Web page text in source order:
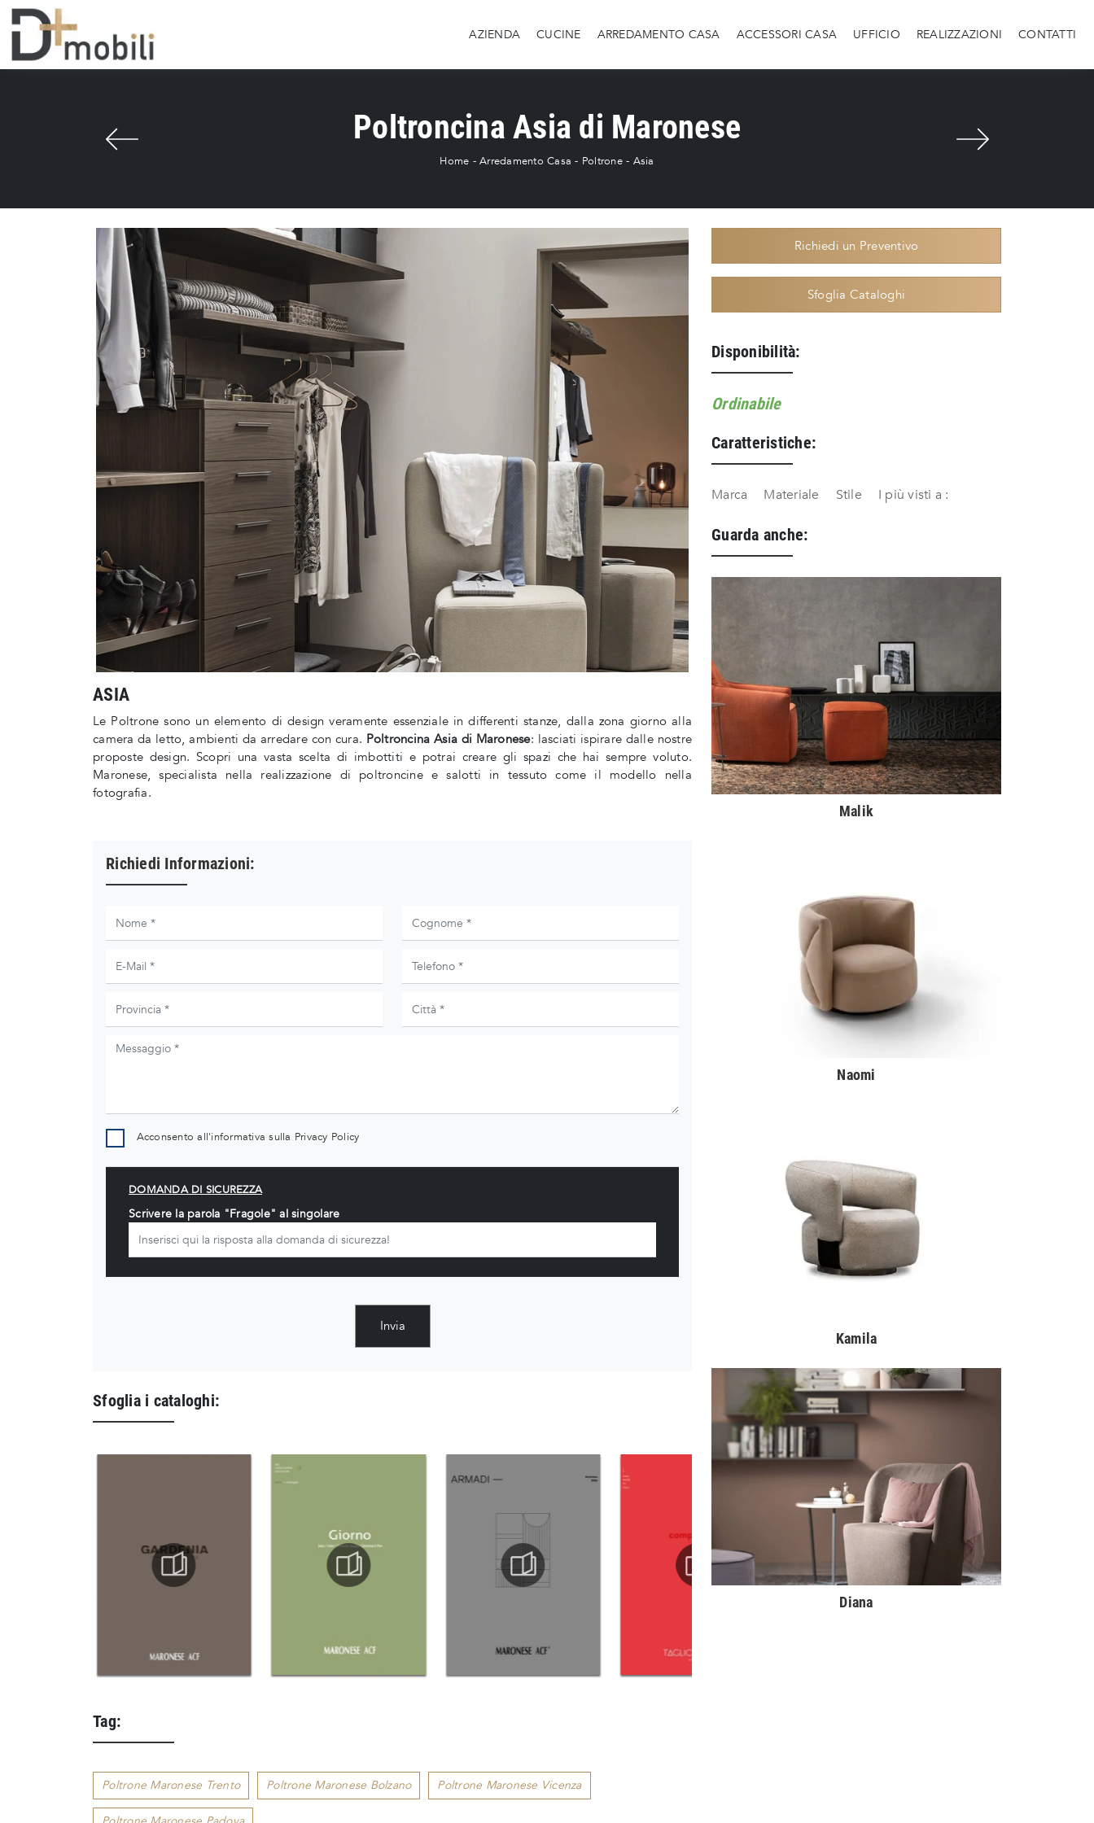
AZIENDA CUCINE ARREDAMENTO CASA ACCESSORI CASA UFFICIO REALIZZAZIONI CONTATTI
Poltroncina Asia di Maronese
Home -Arredamento Casa - Poltrone - Asia
ASIA
Le Poltrone sono un elemento di design veramente essenziale in differenti stanze, dalla zona giorno alla
camera da letto, ambienti da arredare con cura. Poltroncina Asia di Maronese: lasciati ispirare dalle nostre
proposte design. Scopri una vasta scelta di imbottiti e potrai creare gli spazi che hai sempre voluto.
Maronese, specialista nella realizzazione di poltroncine e salotti in tessuto come il modello nella
fotografia.
Richiedi Informazioni:
Acconsento all'informativa sulla Privacy Policy
DOMANDA DI SICUREZZA
Scrivere la parola "Fragole" al singolare
Invia
Sfoglia i cataloghi:
Tag:
Poltrone Maronese Trento Poltrone Maronese Bolzano Poltrone Maronese Vicenza
Richiedi un Preventivo
Sfoglia Cataloghi
Disponibilità:
Ordinabile
Caratteristiche:
Marca Materiale Stile I più visti a :
Guarda anche:
Malik
Naomi
Kamila
Diana